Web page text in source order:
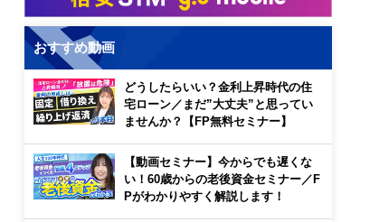
おすすめ動画
どうしたらいい？金利上昇時代の住
宅ローン／まだ”大丈夫”と思ってい
ませんか？【FP無料セミナー】
【動画セミナー】今からでも遅くな
い！60歳からの老後資金セミナー／F
Pがわかりやすく解説します！